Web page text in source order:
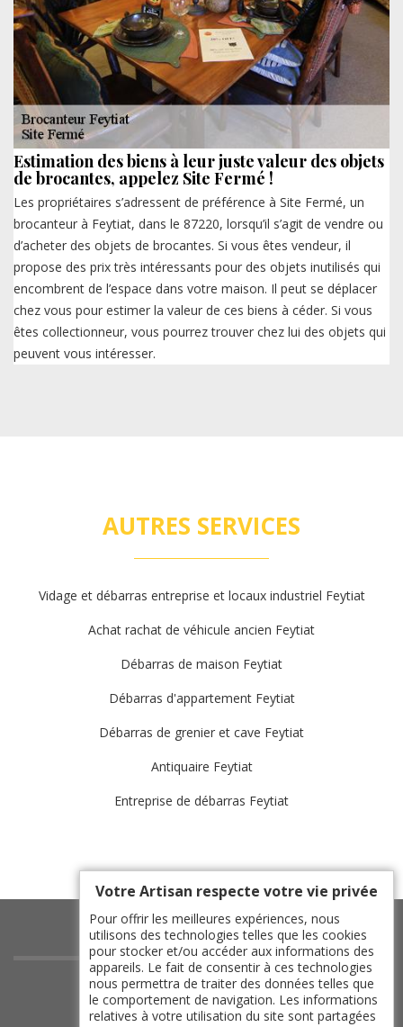
Estimation des biens à leur juste valeur des objets
de brocantes, appelez Site Fermé !
Les propriétaires s’adressent de préférence à Site Fermé, un
brocanteur à Feytiat, dans le 87220, lorsqu’il s’agit de vendre ou
d’acheter des objets de brocantes. Si vous êtes vendeur, il
propose des prix très intéressants pour des objets inutilisés qui
encombrent de l’espace dans votre maison. Il peut se déplacer
chez vous pour estimer la valeur de ces biens à céder. Si vous
êtes collectionneur, vous pourrez trouver chez lui des objets qui
peuvent vous intéresser.
AUTRES SERVICES
Vidage et débarras entreprise et locaux industriel Feytiat
Achat rachat de véhicule ancien Feytiat
Débarras de maison Feytiat
Débarras d'appartement Feytiat
Débarras de grenier et cave Feytiat
Antiquaire Feytiat
Entreprise de débarras Feytiat
indisponible
indisponible
Votre Artisan respecte votre vie privée
Pour offrir les meilleures expériences, nous
utilisons des technologies telles que les cookies
pour stocker et/ou accéder aux informations des
appareils. Le fait de consentir à ces technologies
nous permettra de traiter des données telles que
le comportement de navigation. Les informations
relatives à votre utilisation du site sont partagées